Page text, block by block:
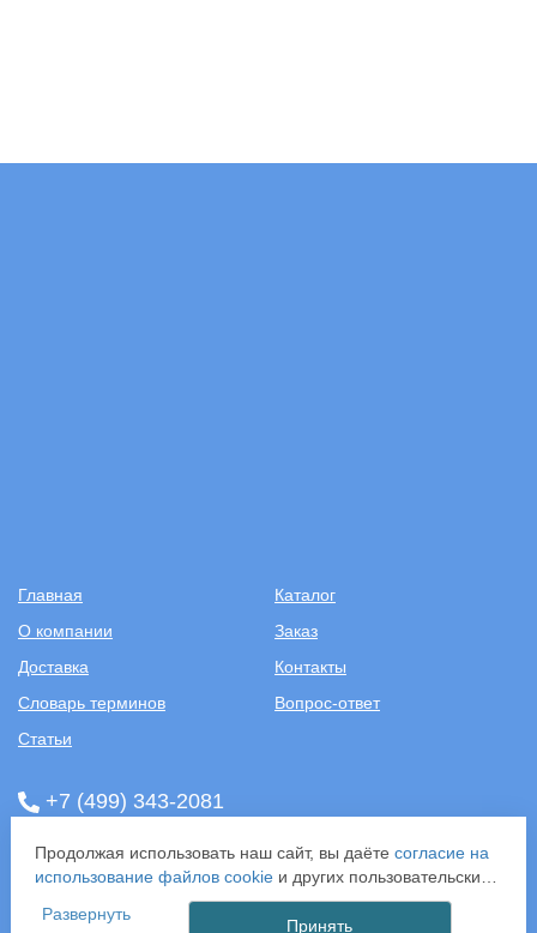
Главная
Каталог
О компании
Заказ
Доставка
Контакты
Словарь терминов
Вопрос-ответ
Статьи
+7 (499) 343-2081
ООО «САНТЕХПОСТАВКА»
ИНН: 7731286301
ОГРН: 1157746583092
121357, г. Москва, ул. Верейская, д. 29, стр. 35
Продолжая использовать наш сайт, вы даёте согласие на
использование файлов cookieи других пользовательских
данных (включая IP-адрес, сведения о местоположении,
устройстве, действиях на сайте и т. п.) для
Развернуть
Принять